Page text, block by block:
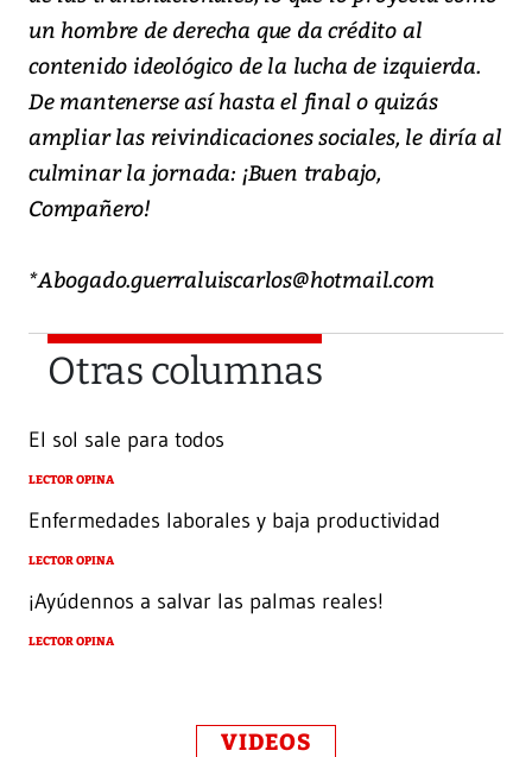
un hombre de derecha que da crédito al
contenido ideológico de la lucha de izquierda.
De mantenerse así hasta el final o quizás
ampliar las reivindicaciones sociales, le diría al
culminar la jornada: ¡Buen trabajo,
Compañero!
*Abogado.guerraluiscarlos@hotmail.com
Otras columnas
El sol sale para todos
LECTOR OPINA
Enfermedades laborales y baja productividad
LECTOR OPINA
¡Ayúdennos a salvar las palmas reales!
LECTOR OPINA
VIDEOS